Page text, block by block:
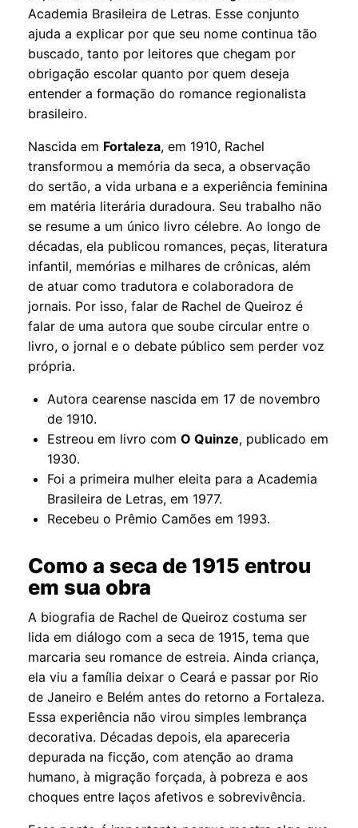
Academia Brasileira de Letras. Esse conjunto
ajuda a explicar por que seu nome continua tão
buscado, tanto por leitores que chegam por
obrigação escolar quanto por quem deseja
entender a formação do romance regionalista
brasileiro.
Nascida em Fortaleza, em 1910, Rachel
transformou a memória da seca, a observação
do sertão, a vida urbana e a experiência feminina
em matéria literária duradoura. Seu trabalho não
se resume a um único livro célebre. Ao longo de
décadas, ela publicou romances, peças, literatura
infantil, memórias e milhares de crônicas, além
de atuar como tradutora e colaboradora de
jornais. Por isso, falar de Rachel de Queiroz é
falar de uma autora que soube circular entre o
livro, o jornal e o debate público sem perder voz
própria.
Autora cearense nascida em 17 de novembro
de 1910.
Estreou em livro comO Quinze, publicado em
1930.
Foi a primeira mulher eleita para a Academia
Brasileira de Letras, em 1977.
Recebeu o Prêmio Camões em 1993.
Como a seca de 1915 entrou
em sua obra
A biografia de Rachel de Queiroz costuma ser
lida em diálogo com a seca de 1915, tema que
marcaria seu romance de estreia. Ainda criança,
ela viu a família deixar o Ceará e passar por Rio
de Janeiro e Belém antes do retorno a Fortaleza.
Essa experiência não virou simples lembrança
decorativa. Décadas depois, ela apareceria
depurada na ficção, com atenção ao drama
humano, à migração forçada, à pobreza e aos
choques entre laços afetivos e sobrevivência.